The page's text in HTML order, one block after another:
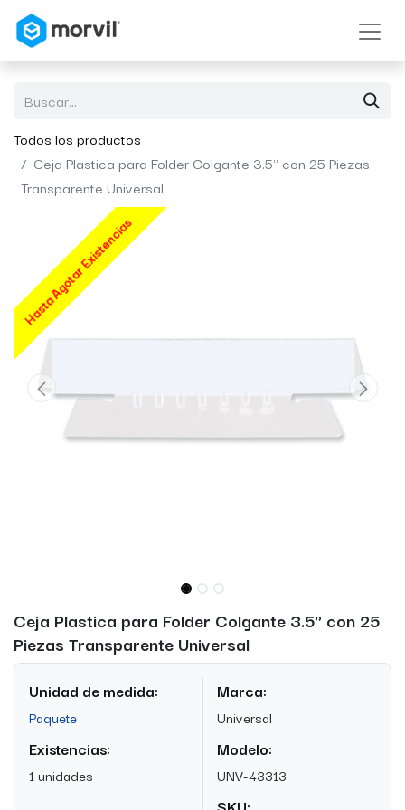
Todos los productos
Ceja Plastica para Folder Colgante 3.5" con 25 Piezas
Transparente Universal
Hasta Agotar Existencias
Ceja Plastica para Folder Colgante 3.5" con 25
Piezas Transparente Universal
Unidad de medida:
Paquete
Existencias:
1 unidades
Marca:
Universal
Modelo:
UNV-43313